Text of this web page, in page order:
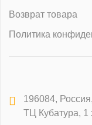
Возврат товара
Политика
196084,
ТЦ Кубатура, 1